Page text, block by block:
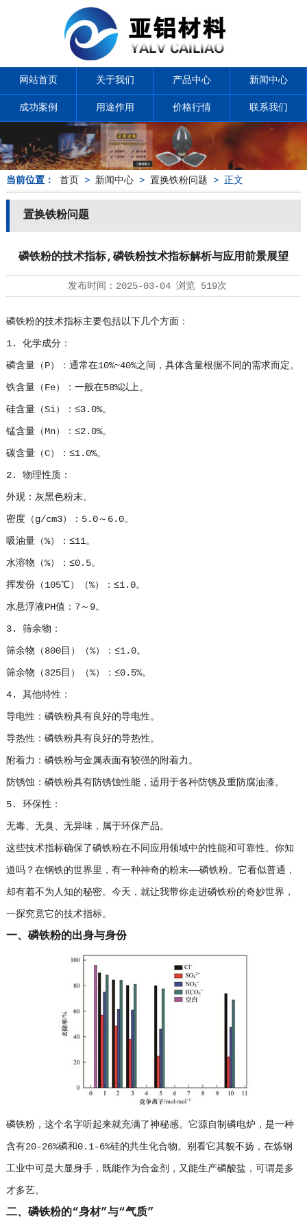
网站首页 关于我们 产品中心 新闻中心
成功案例 用途作用 价格行情 联系我们
当前位置： 首页 > 新闻中心> 置换铁粉问题 > 正文
置换铁粉问题
磷铁粉的技术指标,磷铁粉技术指标解析与应用前景展望
发布时间： 2025-03-04浏览 519次
磷铁粉的技术指标主要包括以下几个方面：
1. 化学成分：
磷含量（P）：通常在10%~40%之间，具体含量根据不同的需求而定。
铁含量（Fe）：一般在58%以上。
硅含量（Si）：≤3.0%。
锰含量（Mn）：≤2.0%。
碳含量（C）：≤1.0%。
2. 物理性质：
外观：灰黑色粉末。
密度（g/cm3）：5.0～6.0。
吸油量（%）：≤11。
水溶物（%）：≤0.5。
挥发份（105℃）（%）：≤1.0。
水悬浮液PH值：7～9。
3. 筛余物：
筛余物（800目）（%）：≤1.0。
筛余物（325目）（%）：≤0.5%。
4. 其他特性：
导电性：磷铁粉具有良好的导电性。
导热性：磷铁粉具有良好的导热性。
附着力：磷铁粉与金属表面有较强的附着力。
防锈蚀：磷铁粉具有防锈蚀性能，适用于各种防锈及重防腐油漆。
5. 环保性：
无毒、无臭、无异味，属于环保产品。
这些技术指标确保了磷铁粉在不同应用领域中的性能和可靠性。你知
道吗？在钢铁的世界里，有一种神奇的粉末——磷铁粉。它看似普通，
却有着不为人知的秘密。今天，就让我带你走进磷铁粉的奇妙世界，
一探究竟它的技术指标。
一、磷铁粉的出身与身份
磷铁粉，这个名字听起来就充满了神秘感。它源自制磷电炉，是一种
含有20-26%磷和0.1-6%硅的共生化合物。别看它其貌不扬，在炼钢
工业中可是大显身手，既能作为合金剂，又能生产磷酸盐，可谓是多
才多艺。
二、磷铁粉的“身材”与“气质”